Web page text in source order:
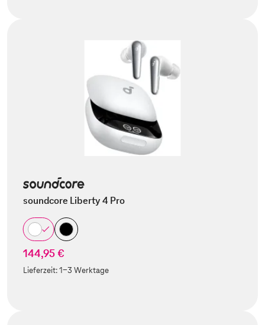
soundcore Liberty 4 Pro
144,95 €
Lieferzeit:1-3 Werktage